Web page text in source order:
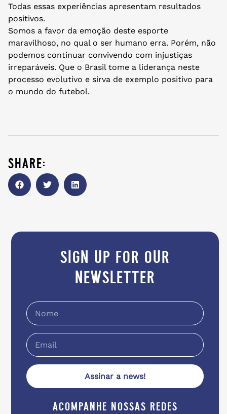
Todas essas experiências apresentam resultados
positivos.
Somos a favor da emoção deste esporte
maravilhoso, no qual o ser humano erra. Porém, não
podemos continuar convivendo com injustiças
irreparáveis. Que o Brasil tome a liderança neste
processo evolutivo e sirva de exemplo positivo para
o mundo do futebol.
share:
sign up for our
newsletter
Assinar a news!
acompanhe nossas redes